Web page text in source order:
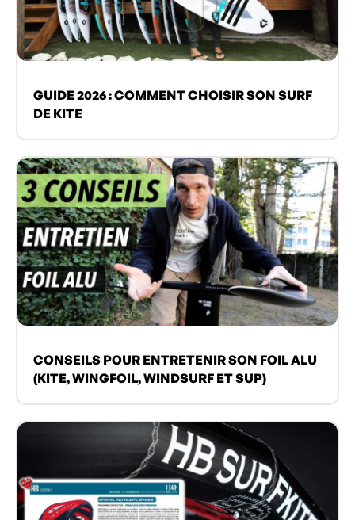
GUIDE 2026 : COMMENT CHOISIR SON SURF
DE KITE
CONSEILS POUR ENTRETENIR SON FOIL ALU
(KITE, WINGFOIL, WINDSURF ET SUP)